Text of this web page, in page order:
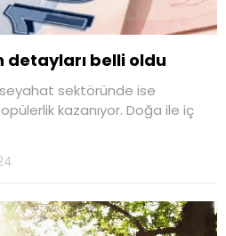
belli oldu
sektöründe ise
kazanıyor. Doğa ile iç